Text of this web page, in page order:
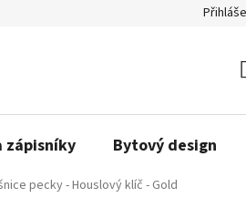
zápisníky Bytový design
pecky - Houslový klíč - Gold